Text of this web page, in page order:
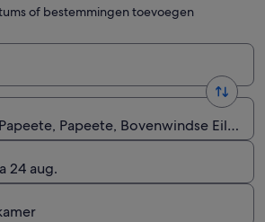
of bestemmingen toevoegen
Papeete, Bovenwindse
24 aug.